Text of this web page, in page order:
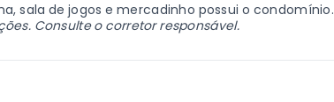
sala de jogos e mercadinho possui o condomínio.
Consulte o corretor responsável.